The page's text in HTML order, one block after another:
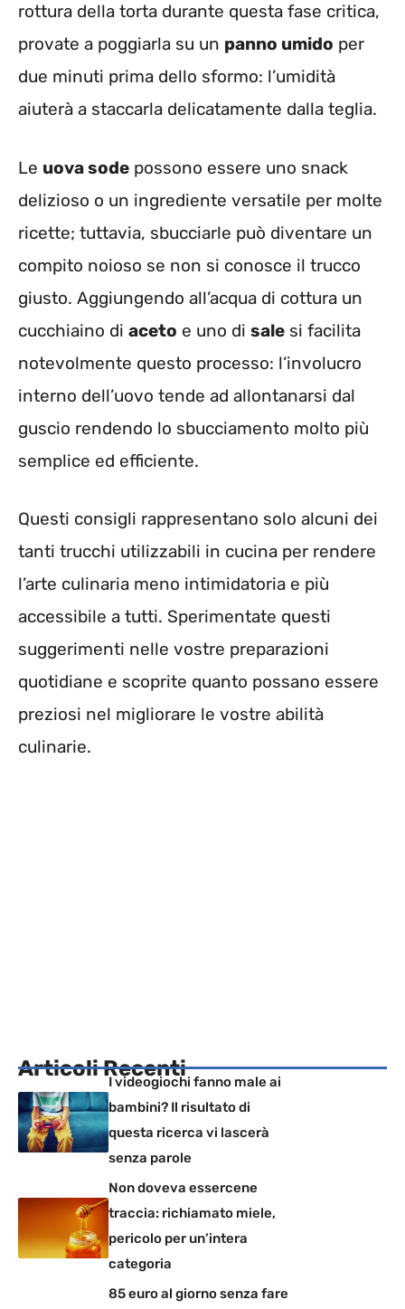
rottura della torta durante questa fase critica,
provate a poggiarla su un panno umido per
due minuti prima dello sformo: l’umidità
aiuterà a staccarla delicatamente dalla teglia.
Le uova sode possono essere uno snack
delizioso o un ingrediente versatile per molte
ricette; tuttavia, sbucciarle può diventare un
compito noioso se non si conosce il trucco
giusto. Aggiungendo all’acqua di cottura un
cucchiaino di aceto e uno di sale si facilita
notevolmente questo processo: l’involucro
interno dell’uovo tende ad allontanarsi dal
guscio rendendo lo sbucciamento molto più
semplice ed efficiente.
Questi consigli rappresentano solo alcuni dei
tanti trucchi utilizzabili in cucina per rendere
l’arte culinaria meno intimidatoria e più
accessibile a tutti. Sperimentate questi
suggerimenti nelle vostre preparazioni
quotidiane e scoprite quanto possano essere
preziosi nel migliorare le vostre abilità
culinarie.
Articoli Recenti
I videogiochi fanno male ai
bambini? Il risultato di
questa ricerca vi lascerà
senza parole
Non doveva essercene
traccia: richiamato miele,
pericolo per un’intera
categoria
85 euro al giorno senza fare